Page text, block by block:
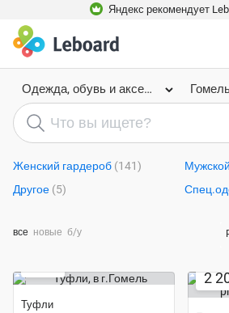
Яндекс рекомендует
Одежда, обувь и аксессуары
Женский гардероб (141)
Другое (5)
все новые б/у
Экономия 42%
Туфли
2